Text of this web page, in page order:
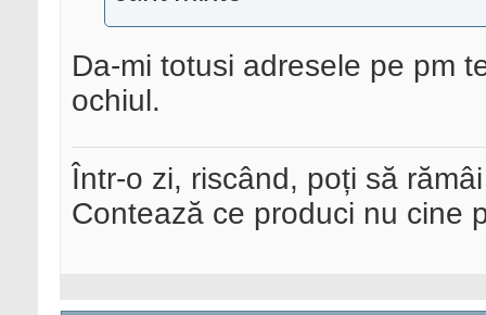
Da-mi totusi adresele pe pm
ochiul.
Într-o zi, riscând, poți să
Contează ce produci nu cine